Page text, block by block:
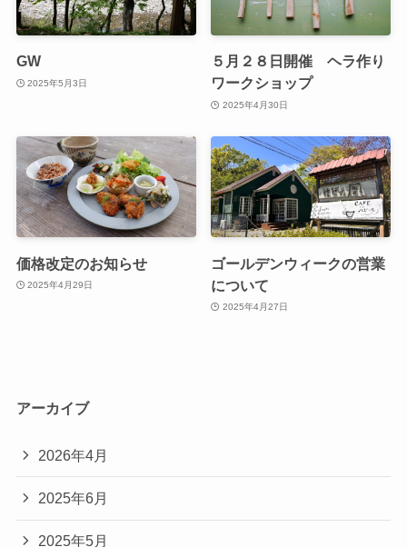
GW
2025年5月3日
５月２８日開催 ヘラ作り
ワークショップ
2025年4月30日
価格改定のお知らせ
2025年4月29日
ゴールデンウィークの営業
について
2025年4月27日
アーカイブ
2026年4月
2025年6月
2025年5月